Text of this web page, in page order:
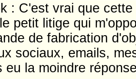
: C'est vrai que
petit litige qui
de fabrication
sociaux, emails,
eu la moindre